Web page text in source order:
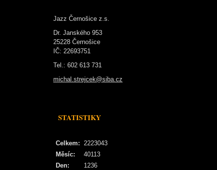
Jazz Černošice z.s.
Dr. Janského 953
25228 Černošice
IČ: 22693751
Tel.: 602 613 731
michal.strejcek@siba.cz
STATISTIKY
Celkem: 2223043
Měsíc:
40113
Den:
1236